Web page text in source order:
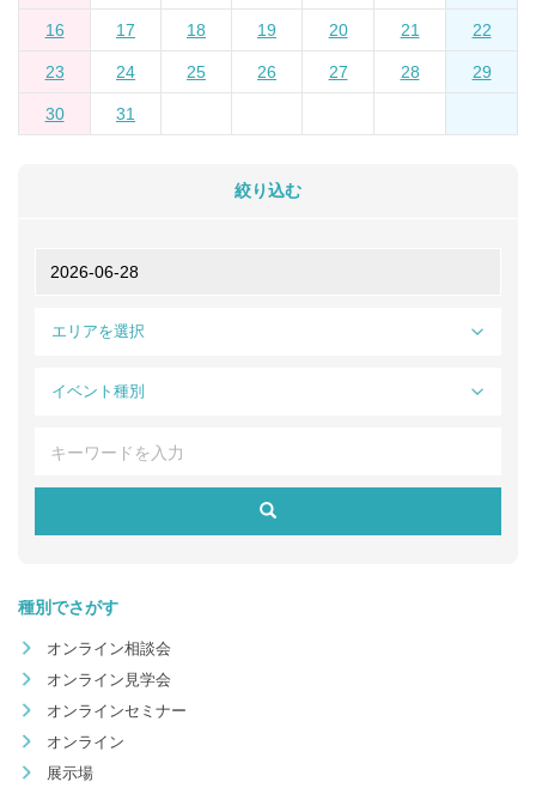
16 17 18 19 20 21 22
23 24 25 26 27 28 29
30 31
絞り込む
エリアを選択
イベント種別
種別でさがす
オンライン相談会
オンライン見学会
オンラインセミナー
オンライン
展示場